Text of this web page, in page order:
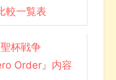
較一覧表
杯戦争
Order』内容